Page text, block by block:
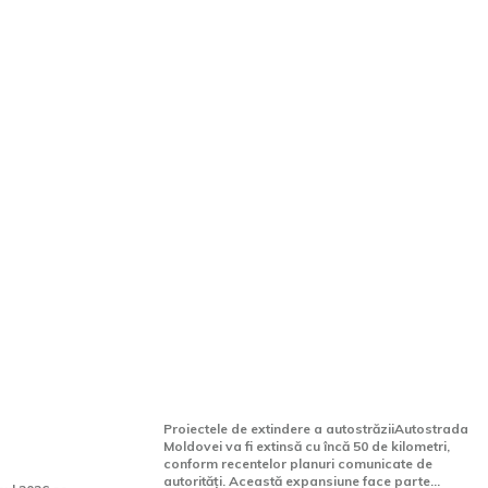
Proiectele de extindere a autostrăziiAutostrada
Moldovei va fi extinsă cu încă 50 de kilometri,
conform recentelor planuri comunicate de
autorități. Această expansiune face parte...